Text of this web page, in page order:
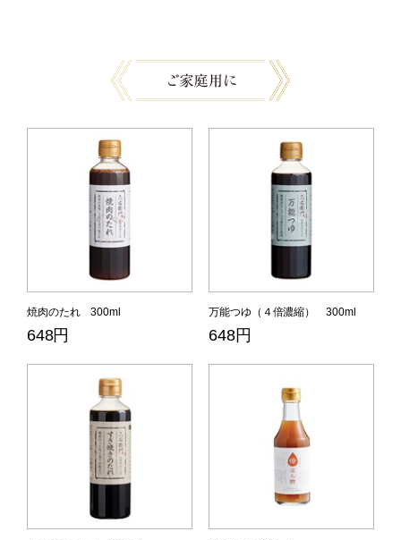
焼肉のたれ 300ml
648円
万能つゆ（４倍濃縮） 300ml
648円